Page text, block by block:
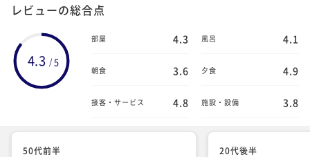
レビューの総合点
4.3 /5
部屋 4.3 風呂 4.1
朝食 3.6 夕食 4.9
接客・サービス 4.8 施設・設備 3.8
50代前半
20代後半